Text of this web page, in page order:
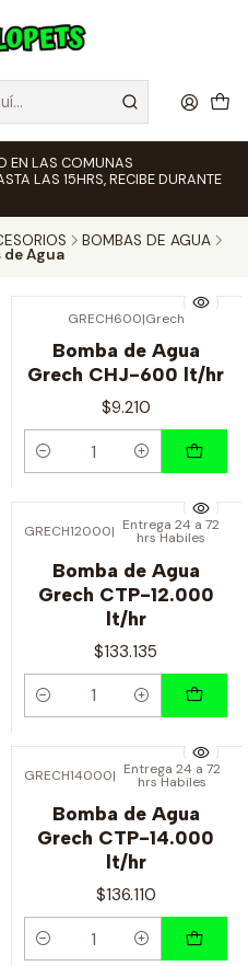
EN LAS COMUNAS
LAS 15HRS, RECIBE DURANTE
BOMBAS DE AGUA
de Agua
GRECH600|Grech
Bomba de Agua
Grech CHJ-600 lt/hr
$9.210
Cantidad
GRECH12000| Entrega 24 a 72
hrs Habiles
Bomba de Agua
Grech CTP-12.000
lt/hr
$133.135
Cantidad
GRECH14000| Entrega 24 a 72
hrs Habiles
Bomba de Agua
Grech CTP-14.000
lt/hr
$136.110
Cantidad